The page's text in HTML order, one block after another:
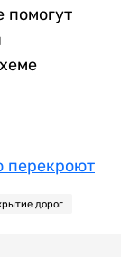
помогут
перекроют
дорог